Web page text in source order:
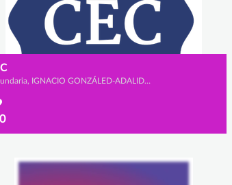
Secundaria, IGNACIO GONZÁLED-ADALID CHOZAS, JOSÉ GONZÁLEZ-ADALID LLABRÉS y ÁLVARO VALDÉS PIRIZ